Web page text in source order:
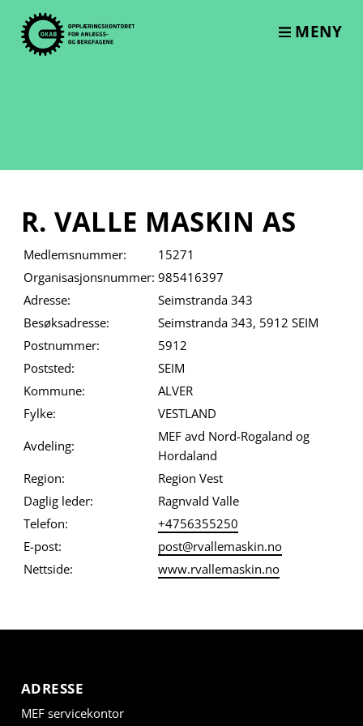
content
MENY
R. VALLE MASKIN AS
Medlemsnummer:
15271
Organisasjonsnummer: 985416397
Adresse:
Seimstranda 343
Besøksadresse:
Seimstranda 343, 5912 SEIM
Postnummer:
5912
Poststed:
SEIM
Kommune:
ALVER
Fylke:
VESTLAND
Avdeling:
MEF avd Nord-Rogaland og
Hordaland
Region:
Region Vest
Daglig leder:
Ragnvald Valle
Telefon:
+4756355250
E-post:
post@rvallemaskin.no
Nettside:
www.rvallemaskin.no
ADRESSE
MEF servicekontor